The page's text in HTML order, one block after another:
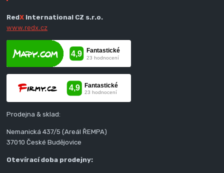
RedX International CZ s.r.o.
www.redx.cz
Prodejna & sklad:
Nemanická 437/5 (Areál ŘEMPA)
37010 České Budějovice
Otevírací doba prodejny: